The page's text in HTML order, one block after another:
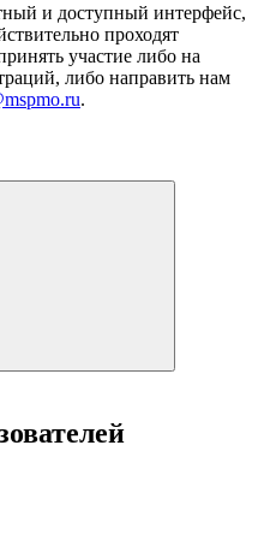
и доступный интерфейс,
проходят
участие либо на
либо направить нам
.